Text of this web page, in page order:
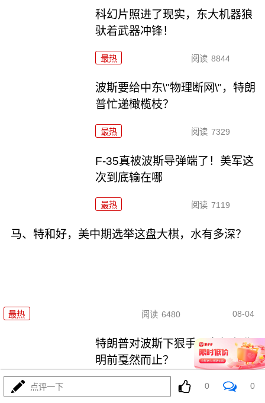
科幻片照进了现实，东大机器狼
驮着武器冲锋！
最热 阅读 8844
波斯要给中东\"物理断网\"，特朗
普忙递橄榄枝？
最热 阅读 7329
F-35真被波斯导弹端了！美军这
次到底输在哪
最热 阅读 7119
马、特和好，美中期选举这盘大棋，水有多深？
最热 阅读 6480 08-04
特朗普对波斯下狠手，为何在黎
明前戛然而止？
阅读 4708
点评一下 0 0